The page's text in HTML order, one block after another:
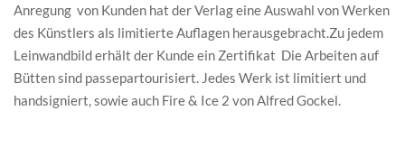
Anregung von Kunden hat der Verlag eine Auswahl von Werken
des Künstlers als limitierte Auflagen herausgebracht.Zu jedem
Leinwandbild erhält der Kunde ein Zertifikat Die Arbeiten auf
Bütten sind passepartourisiert. Jedes Werk ist limitiert und
handsigniert, sowie auch Fire & Ice 2 von Alfred Gockel.